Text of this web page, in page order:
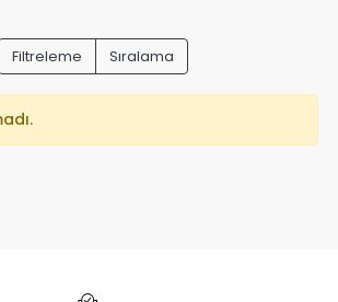
Filtreleme Sıralama